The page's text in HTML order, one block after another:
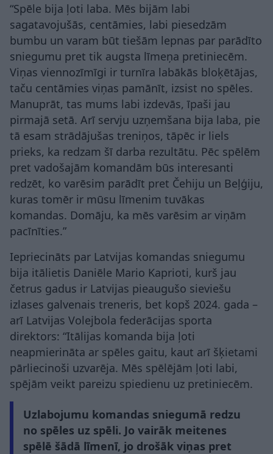
“Spēle bija ļoti laba. Mēs bijām labi
sagatavojušās, centāmies, labi piesedzām
bumbu un varam būt tiešām lepnas par parādīto
sniegumu pret tik augsta līmeņa pretiniecēm.
Viņas viennozīmīgi ir turnīra labākās bloķētājas,
taču centāmies viņas pamānīt, izsist no spēles.
Manuprāt, tas mums labi izdevās, īpaši jau
pirmajā setā. Arī servju uzņemšana bija laba, pie
tā esam strādājušas treniņos, tāpēc ir liels
prieks, ka redzam šī darba rezultātu. Pēc spēlēm
pret vadošajām komandām būs interesanti
redzēt, ko varēsim parādīt pret Čehiju un Beļģiju,
kuras tomēr ir mūsu līmenim tuvākas
komandas. Domāju, ka mēs varēsim ar viņām
pacīnīties.”
Iepriecināts par Latvijas komandas sniegumu
bija itālietis Daniēle Mario Kaprioti, kurš jau
četrus gadus ir Latvijas pieaugušo sieviešu
izlases galvenais treneris, bet kopš 2024. gada –
arī Latvijas Volejbola federācijas sporta
direktors: “Itālijas komanda bija ļoti
neapmierināta ar spēles gaitu, kaut arī šķietami
pārliecinoši uzvarēja. Mēs spēlējām ļoti labi,
spējām veikt pareizu spiedienu uz pretiniecēm.
Uzlabojumu komandas sniegumā redzu
no spēles uz spēli. Jo vairāk meitenes
spēlē šādā līmenī, jo drošāk viņas pret